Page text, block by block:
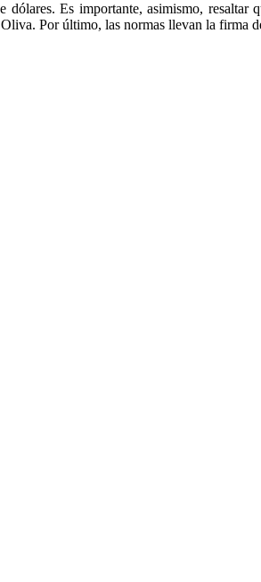
Es importante, asimismo,
Por último, las normas llevan la firma